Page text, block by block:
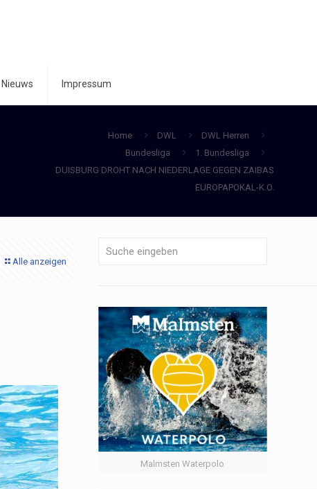
Nieuws Impressum
Home DWL
DWL Herren
Bundesliga
1. Bundesliga
DUISBURG DROHT NACH NIEDERLAGE GEGEN ZAIBAS
EUROPAPOKAL-K.O.
Alle anzeigen
Malmsten Waterpolo